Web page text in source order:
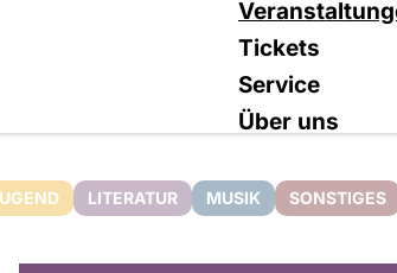
Tickets
Service
Über uns
LITERATUR MUSIK SONSTIGES